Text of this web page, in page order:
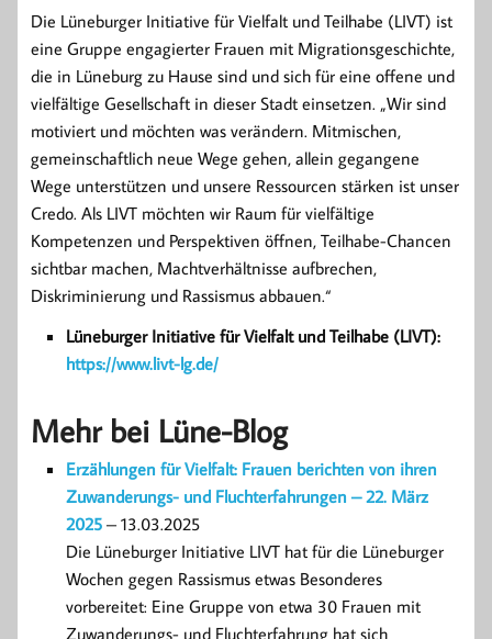
Die Lüneburger Initiative für Vielfalt und Teilhabe (LIVT) ist
eine Gruppe engagierter Frauen mit Migrationsgeschichte,
die in Lüneburg zu Hause sind und sich für eine offene und
vielfältige Gesellschaft in dieser Stadt einsetzen. „Wir sind
motiviert und möchten was verändern. Mitmischen,
gemeinschaftlich neue Wege gehen, allein gegangene
Wege unterstützen und unsere Ressourcen stärken ist unser
Credo. Als LIVT möchten wir Raum für vielfältige
Kompetenzen und Perspektiven öffnen, Teilhabe-Chancen
sichtbar machen, Machtverhältnisse aufbrechen,
Diskriminierung und Rassismus abbauen.“
Lüneburger Initiative für Vielfalt und Teilhabe (LIVT):
https://www.livt-lg.de/
Mehr bei Lüne-Blog
Erzählungen für Vielfalt: Frauen berichten von ihren
Zuwanderungs- und Fluchterfahrungen – 22. März
2025 – 13.03.2025
Die Lüneburger Initiative LIVT hat für die Lüneburger
Wochen gegen Rassismus etwas Besonderes
vorbereitet: Eine Gruppe von etwa 30 Frauen mit
Zuwanderungs- und Fluchterfahrung hat sich